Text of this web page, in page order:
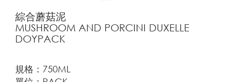
綜合蘑菇泥
MUSHROOM AND PORCINI DUXELLE
DOYPACK
規格：750ML